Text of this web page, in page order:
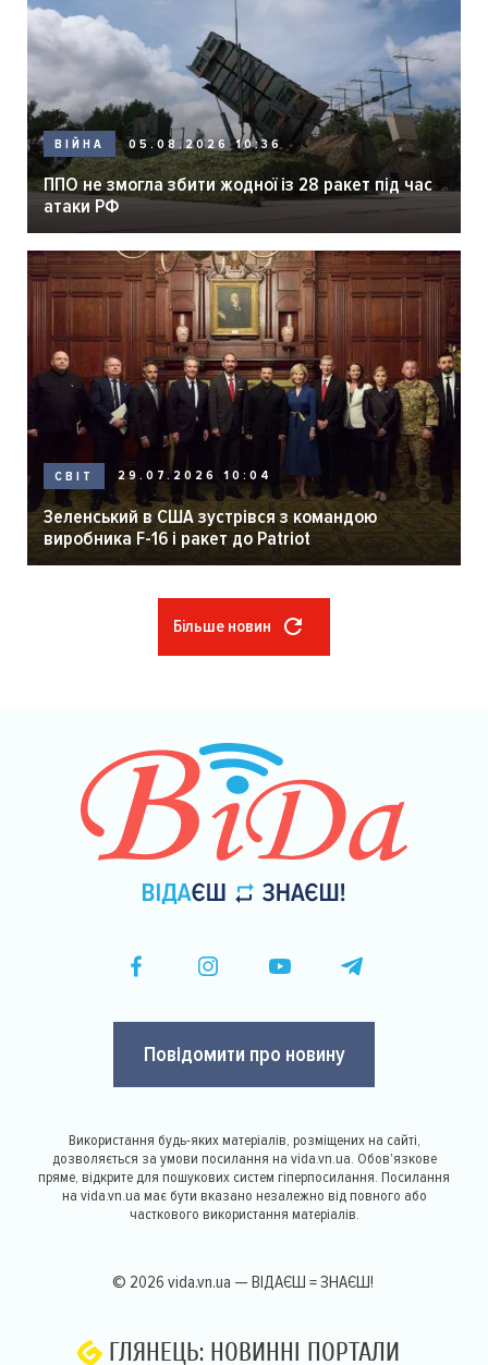
ВІЙНА 05.08.2026 10:36
ППО не змогла збити жодної із 28 ракет під час
атаки РФ
СВІТ 29.07.2026 10:04
Зеленський в США зустрівся з командою
виробника F-16 і ракет до Patriot
Більше новин
Повідомити про новину
Використання будь-яких матеріалів, розміщених на сайті,
дозволяється за умови посилання на vida.vn.ua. Обов'язкове
пряме, відкрите для пошукових систем гіперпосилання. Посилання
на vida.vn.ua має бути вказано незалежно від повного або
часткового використання матеріалів.
© 2026 vida.vn.ua — ВІДАЄШ = ЗНАЄШ!
ГЛЯНЕЦЬ: НОВИННІ ПОРТАЛИ